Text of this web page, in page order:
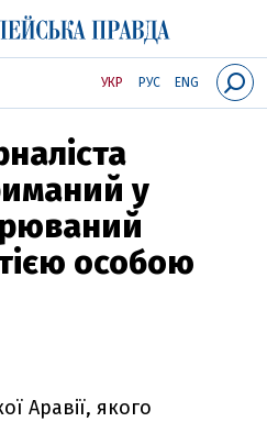
УКР РУС ENG
у
особою
Аравії, якого